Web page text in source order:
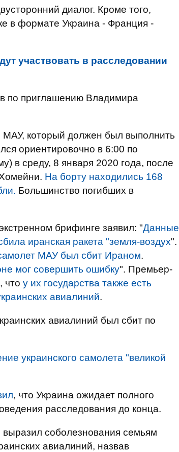
диалог. Кроме того,
в формате Украина - Франция -
участвовать в расследовании
по приглашению Владимира
который должен был выполнить
ориентировочно в 6:00 по
в среду, 8 января 2020 года, после
На борту находились 168
Большинство погибших в
брифинге заявил: "Данные
иранская ракета "земля-воздух".
МАУ был сбит Ираном.
мог совершить ошибку". Премьер-
что у их государства также есть
авиалиний.
авиалиний был сбит по
украинского самолета "великой
, что Украина ожидает полного
расследования до конца.
соболезнования семьям
авиалиний, назвав